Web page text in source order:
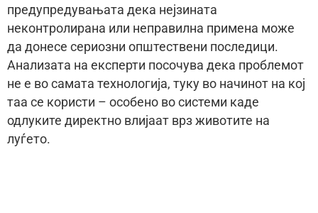
предупредувањата дека нејзината
неконтролирана или неправилна примена може
да донесе сериозни општествени последици.
Анализата на експерти посочува дека проблемот
не е во самата технологија, туку во начинот на кој
таа се користи – особено во системи каде
одлуките директно влијаат врз животите на
луѓето.